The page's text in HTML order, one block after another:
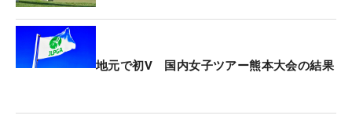
地元で初V 国内女子ツアー熊本大会の結果